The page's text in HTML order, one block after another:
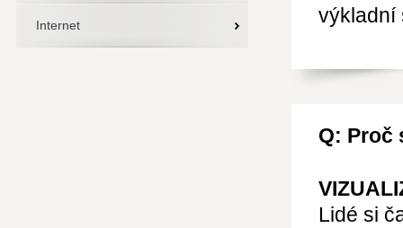
Internet
výkladní
Q: Proč
Lidé si